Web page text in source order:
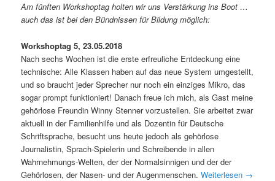
Am fünften Workshoptag holten wir uns Verstärkung ins Boot …
auch das ist bei den Bündnissen für Bildung möglich:
Workshoptag 5, 23.05.2018
Nach sechs Wochen ist die erste erfreuliche Entdeckung eine
technische: Alle Klassen haben auf das neue System umgestellt,
und so braucht jeder Sprecher nur noch ein einziges Mikro, das
sogar prompt funktioniert! Danach freue ich mich, als Gast meine
gehörlose Freundin Winny Stenner vorzustellen. Sie arbeitet zwar
aktuell in der Familienhilfe und als Dozentin für Deutsche
Schriftsprache, besucht uns heute jedoch als gehörlose
Journalistin, Sprach-Spielerin und Schreibende in allen
Wahrnehmungs-Welten, der der Normalsinnigen und der der
Gehörlosen, der Nasen- und der Augenmenschen.Weiterlesen →